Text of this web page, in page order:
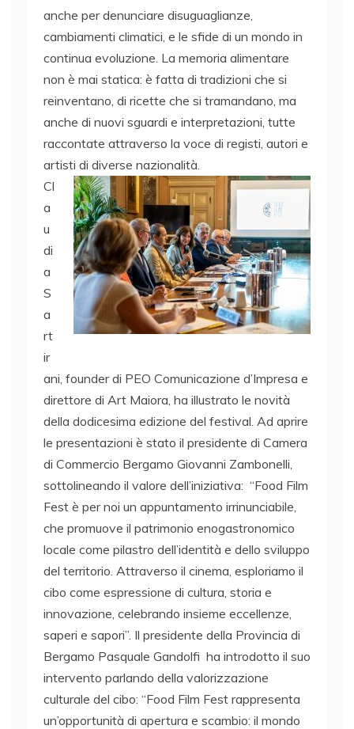
anche per denunciare disuguaglianze,
cambiamenti climatici, e le sfide di un mondo in
continua evoluzione. La memoria alimentare
non è mai statica: è fatta di tradizioni che si
reinventano, di ricette che si tramandano, ma
anche di nuovi sguardi e interpretazioni, tutte
raccontate attraverso la voce di registi, autori e
artisti di diverse nazionalità.
Cl
a
u
di
a
S
a
rt
ir
ani, founder di PEO Comunicazione d’Impresa e
direttore di Art Maiora, ha illustrato le novità
della dodicesima edizione del festival. Ad aprire
le presentazioni è stato il presidente di Camera
di Commercio Bergamo Giovanni Zambonelli,
sottolineando il valore dell’iniziativa: “Food Film
Fest è per noi un appuntamento irrinunciabile,
che promuove il patrimonio enogastronomico
locale come pilastro dell’identità e dello sviluppo
del territorio. Attraverso il cinema, esploriamo il
cibo come espressione di cultura, storia e
innovazione, celebrando insieme eccellenze,
saperi e sapori”. Il presidente della Provincia di
Bergamo Pasquale Gandolfi ha introdotto il suo
intervento parlando della valorizzazione
culturale del cibo: “Food Film Fest rappresenta
un’opportunità di apertura e scambio: il mondo